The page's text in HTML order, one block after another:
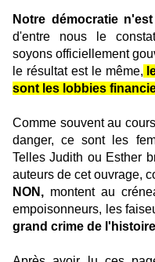
Notre démocratie
d'entre nous le
soyons officiellement
le résultat est le même,
sont les lobbies
Comme souvent au
danger, ce sont les
Telles Judith ou Esther
auteurs de cet ouvrage,
NON, montent au
empoisonneurs, les
grand crime de